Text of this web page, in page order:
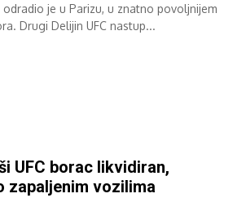
je u Parizu, u znatno povoljnijem
Drugi Delijin UFC nastup...
UFC borac likvidiran,
zapaljenim vozilima